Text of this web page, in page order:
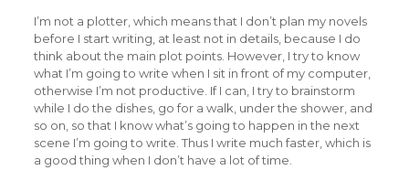
I’m not a plotter, which means that I don’t plan my novels
before I start writing, at least not in details, because I do
think about the main plot points. However, I try to know
what I’m going to write when I sit in front of my computer,
otherwise I’m not productive. If I can, I try to brainstorm
while I do the dishes, go for a walk, under the shower, and
so on, so that I know what’s going to happen in the next
scene I’m going to write. Thus I write much faster, which is
a good thing when I don’t have a lot of time.